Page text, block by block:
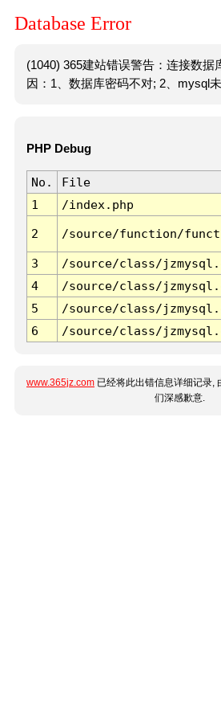
Database Error
(1040) 365建站错误警告：连接数据
因：1、数据库密码不对; 2、mysql未
PHP Debug
No. File
1
/index.php
2 /source/function/
3 /source/class/
4
/source/class/
5
/source/class/
6
/source/class/
www.365jz.com 已经将此出错信息详细记录,
们深感歉意.